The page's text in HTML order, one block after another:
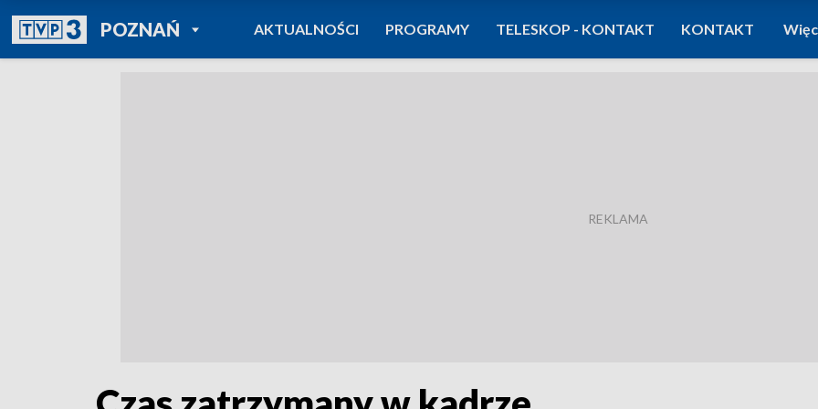
POZNAŃPOWRÓT DO
TVP REGIONY
AKTUALNOŚCI PROGRAMY TELESKOP - KONTAKT KONTAKT